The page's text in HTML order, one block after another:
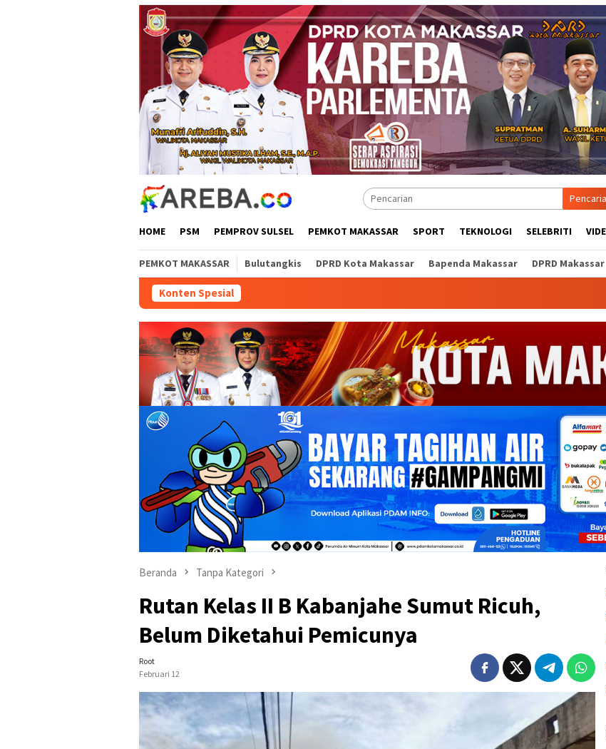
HOME PSM PEMPROV SULSEL PEMKOT MAKASSAR SPORT TEKNOLOGI SELEBRITI
PEMKOT MAKASSAR Bulutangkis DPRD Kota Makassar Bapenda Makassar DPRD Makassar
Konten Spesial
Beranda Tanpa Kategori
Rutan Kelas II B Kabanjahe Sumut Ricuh,
Belum Diketahui Pemicunya
Root
Februari 12